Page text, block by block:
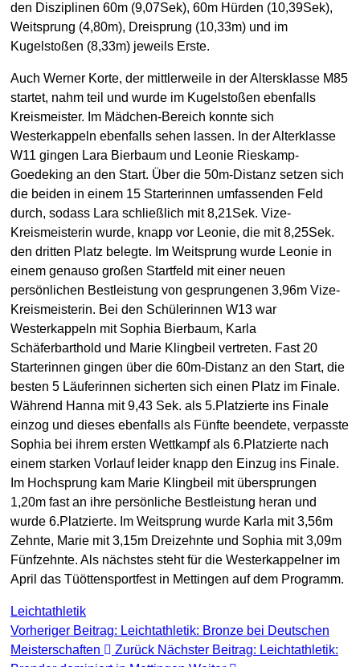
den Disziplinen 60m (9,07Sek), 60m Hürden (10,39Sek),
Weitsprung (4,80m), Dreisprung (10,33m) und im
Kugelstoßen (8,33m) jeweils Erste.
Auch Werner Korte, der mittlerweile in der Altersklasse M85
startet, nahm teil und wurde im Kugelstoßen ebenfalls
Kreismeister. Im Mädchen-Bereich konnte sich
Westerkappeln ebenfalls sehen lassen. In der Alterklasse
W11 gingen Lara Bierbaum und Leonie Rieskamp-
Goedeking an den Start. Über die 50m-Distanz setzen sich
die beiden in einem 15 Starterinnen umfassenden Feld
durch, sodass Lara schließlich mit 8,21Sek. Vize-
Kreismeisterin wurde, knapp vor Leonie, die mit 8,25Sek.
den dritten Platz belegte. Im Weitsprung wurde Leonie in
einem genauso großen Startfeld mit einer neuen
persönlichen Bestleistung von gesprungenen 3,96m Vize-
Kreismeisterin. Bei den Schülerinnen W13 war
Westerkappeln mit Sophia Bierbaum, Karla
Schäferbarthold und Marie Klingbeil vertreten. Fast 20
Starterinnen gingen über die 60m-Distanz an den Start, die
besten 5 Läuferinnen sicherten sich einen Platz im Finale.
Während Hanna mit 9,43 Sek. als 5.Platzierte ins Finale
einzog und dieses ebenfalls als Fünfte beendete, verpasste
Sophia bei ihrem ersten Wettkampf als 6.Platzierte nach
einem starken Vorlauf leider knapp den Einzug ins Finale.
Im Hochsprung kam Marie Klingbeil mit übersprungen
1,20m fast an ihre persönliche Bestleistung heran und
wurde 6.Platzierte. Im Weitsprung wurde Karla mit 3,56m
Zehnte, Marie mit 3,15m Dreizehnte und Sophia mit 3,09m
Fünfzehnte. Als nächstes steht für die Westerkappelner im
April das Tüöttensportfest in Mettingen auf dem Programm.
Leichtathletik
Vorheriger Beitrag: Leichtathletik: Bronze bei Deutschen
Meisterschaften
Zurück Nächster Beitrag: Leichtathletik: